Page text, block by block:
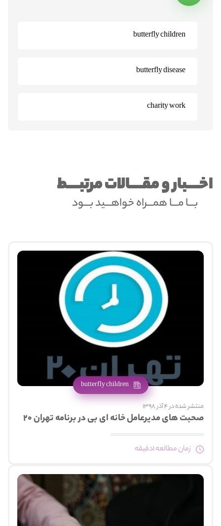
butterfly children
butterfly disease
charity work
اخــــبار و مقــــالات مرتبــــط
بـــا مـــا همـــراه خواهـــید بـــود
butterfly children
منتشر شده در 4 آذر 1398
صحبت های مدیرعامل خانه ای بی در برنامه تهران ۲۰
زمان مطالعه 1دقیقه